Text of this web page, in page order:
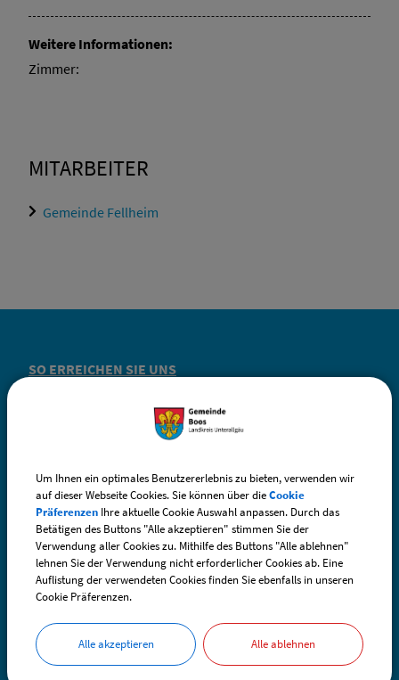
Weitere Informationen:
Zimmer:
MITARBEITER
Gemeinde Fellheim
SO ERREICHEN SIE UNS
Telefon:+49 (0) 83 35 / 98 29 - 0
Telefax: +49 (0) 83 35 / 98 29 - 30
E-Mail:boos@vg-boos.de
Um Ihnen ein optimales Benutzererlebnis zu bieten, verwenden wir
auf dieser Webseite Cookies. Sie können über dieCookie
Präferenzen Ihre aktuelle Cookie Auswahl anpassen. Durch das
Betätigen des Buttons "Alle akzeptieren" stimmen Sie der
Verwendung aller Cookies zu. Mithilfe des Buttons "Alle ablehnen"
lehnen Sie der Verwendung nicht erforderlicher Cookies ab. Eine
Auflistung der verwendeten Cookies finden Sie ebenfalls in unseren
Cookie Präferenzen.
Alle akzeptieren Alle ablehnen